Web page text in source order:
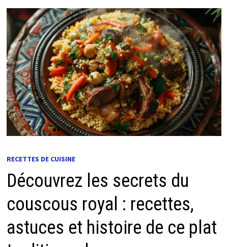
RECETTES DE CUISINE
Découvrez les secrets du
couscous royal : recettes,
astuces et histoire de ce plat